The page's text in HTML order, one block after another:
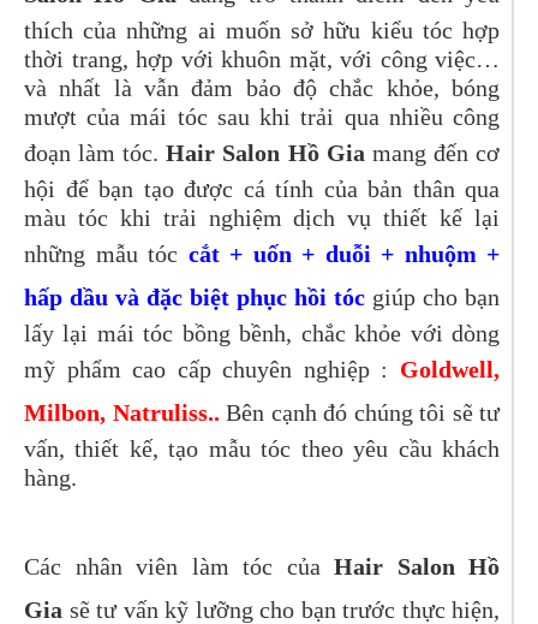
thích của những ai muốn sở hữu kiểu tóc hợp
thời trang, hợp với khuôn mặt, với công việc…
và nhất là vẫn đảm bảo độ chắc khỏe, bóng
mượt của mái tóc sau khi trải qua nhiều công
đoạn làm tóc.Hair Salon Hồ Gia mang đến cơ
hội để bạn tạo được cá tính của bản thân qua
màu tóc khi trải nghiệm dịch vụ thiết kế lại
những mẫu tóc cắt + uốn + duỗi + nhuộm +
hấp dầu và đặc biệt phục hồi tóc giúp cho bạn
lấy lại mái tóc bồng bềnh, chắc khỏe với dòng
mỹ phẩm cao cấp chuyên nghiệp : Goldwell,
Milbon, Natruliss.. Bên cạnh đó chúng tôi sẽ tư
vấn, thiết kế, tạo mẫu tóc theo yêu cầu khách
hàng.
Các nhân viên làm tóc của Hair Salon Hồ
Gia sẽ tư vấn kỹ lưỡng cho bạn trước thực hiện,